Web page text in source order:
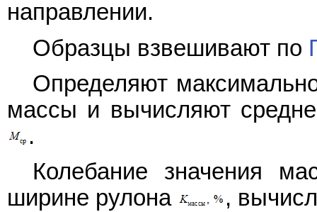
направлении.
Образцы взвешивают по
Определяют
массы и вычисляют
.
Колебание значения
ширине рулона
,